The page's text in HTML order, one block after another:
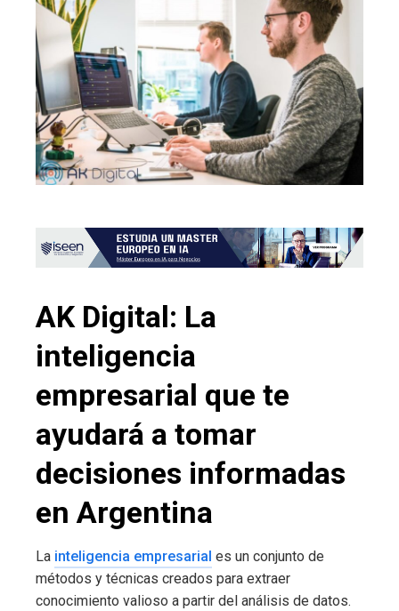
AK Digital: La
inteligencia
empresarial que te
ayudará a tomar
decisiones informadas
en Argentina
La inteligencia empresarial es un conjunto de
métodos y técnicas creados para extraer
conocimiento valioso a partir del análisis de datos.